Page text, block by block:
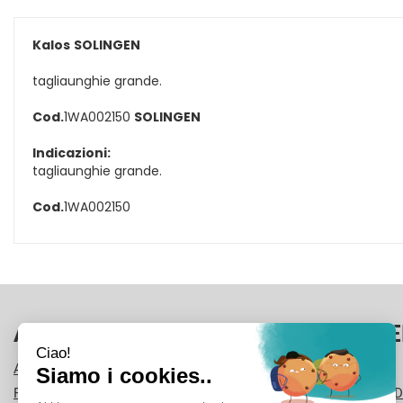
Kalos SOLINGEN
tagliaunghie grande.
Cod.1WA002150 SOLINGEN
Indicazioni:
tagliaunghie grande.
Cod.1WA002150
AREA UTENTE
ACCEDI
REGISTRATI
LINK
CONTATTI
CONDIZIONI